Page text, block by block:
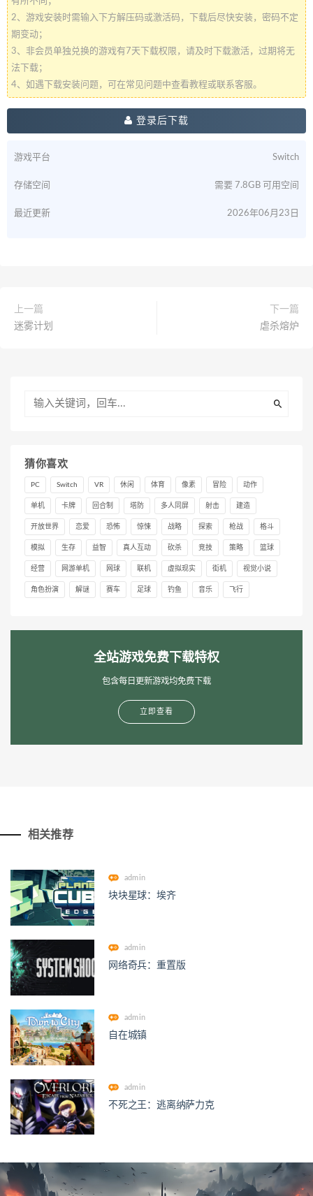
2、游戏安装时需输入下方解压码或激活码，下载后尽快安装，密码不定
期变动；
3、非会员单独兑换的游戏有7天下载权限，请及时下载激活，过期将无
法下载；
4、如遇下载安装问题，可在常见问题中查看教程或联系客服。
登录后下载
游戏平台 Switch
存储空间 需要 7.8GB 可用空间
最近更新 2026年06月23日
上一篇
迷雾计划
下一篇
虐杀熔炉
猜你喜欢
PC Switch VR 休闲 体育 像素 冒险 动作
单机 卡牌 回合制 塔防 多人同屏 射击 建造
开放世界 恋爱 恐怖 惊悚 战略 探索 枪战 格斗
模拟 生存 益智 真人互动 砍杀 竞技 策略 篮球
经营 网游单机 网球 联机 虚拟现实 街机 视觉小说
角色扮演 解谜 赛车 足球 钓鱼 音乐 飞行
全站游戏免费下载特权
包含每日更新游戏均免费下载
立即查看
相关推荐
admin
块块星球：埃齐
admin
网络奇兵：重置版
admin
自在城镇
admin
不死之王：逃离纳萨力克